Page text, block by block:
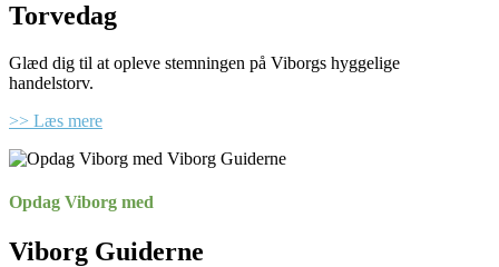
Torvedag
Glæd dig til at opleve stemningen på Viborgs hyggelige
handelstorv.
>> Læs mere
Opdag Viborg med
Viborg Guiderne